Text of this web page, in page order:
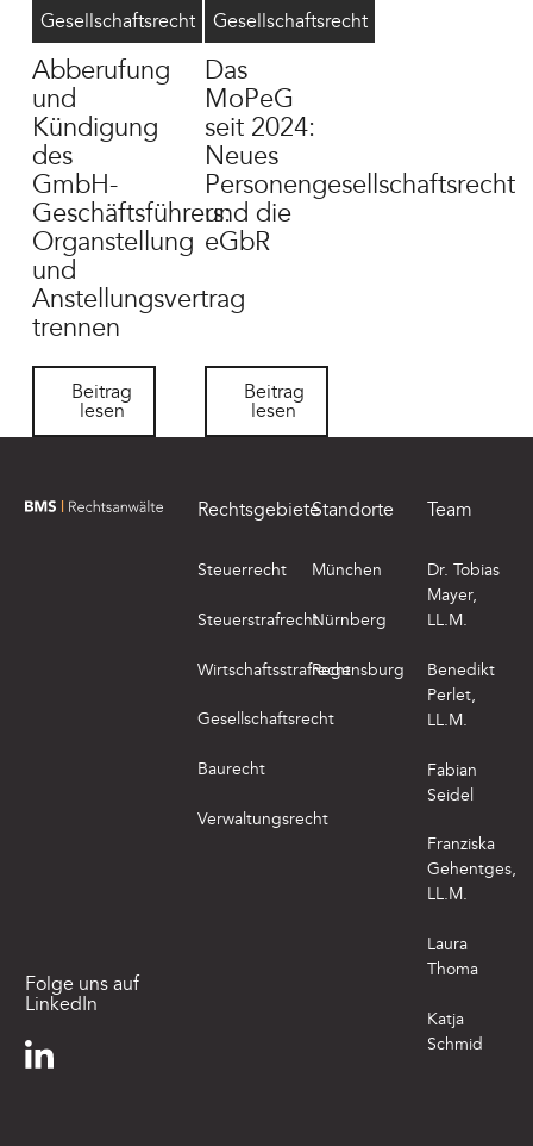
Gesellschaftsrecht
Abberufung
und
Kündigung
des
GmbH-
Geschäftsführers:
Organstellung
und
Anstellungsvertrag
trennen
Beitrag lesen
Beitrag
lesen
Geschäftsführer abberufen
8/4/2026 Gesellschaftsrecht
Das
MoPeG
seit 2024:
Neues
Personengesellschaftsrecht
und die
eGbR
Beitrag lesen
Beitrag
lesen
MoPeG
6/16/2026
zur Startseite von BMS Rechtsanwälte
Folge uns auf
LinkedIn
Rechtsgebiete
Steuerrecht
Steuerstrafrecht
Wirtschaftsstrafrecht
Gesellschaftsrecht
Baurecht
Verwaltungsrecht
Standorte
München
Nürnberg
Regensburg
Team
Dr. Tobias
Mayer,
LL.M.
Benedikt
Perlet,
LL.M.
Fabian
Seidel
Franziska
Gehentges,
LL.M.
Laura
Thoma
Katja
Schmid